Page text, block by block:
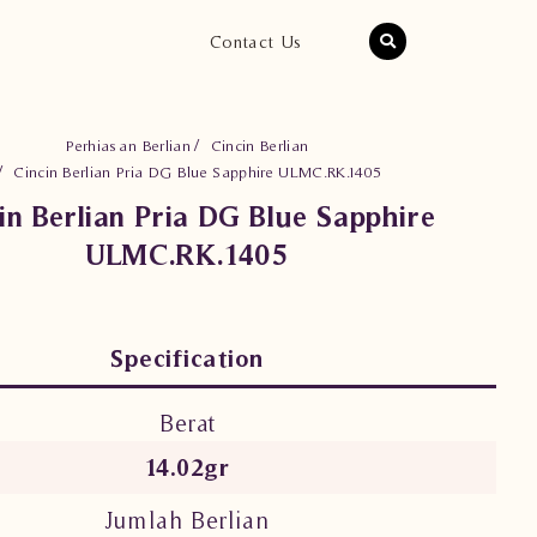
Contact Us
Perhiasan Berlian
Cincin Berlian
Cincin Berlian Pria DG Blue Sapphire ULMC.RK.1405
Berlian Pria DG Blue Sapphire
ULMC.RK.1405
Specification
Berat
14.02gr
Jumlah Berlian